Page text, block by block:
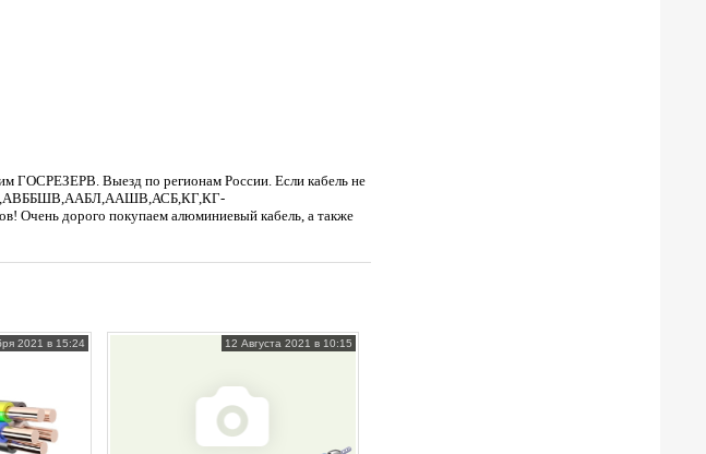
ГОСРЕЗЕРВ. Выезд по регионам России. Если кабель не
дорого покупаем алюминиевый кабель, а также
2021 в 15:24 12 Августа 2021 в 10:15